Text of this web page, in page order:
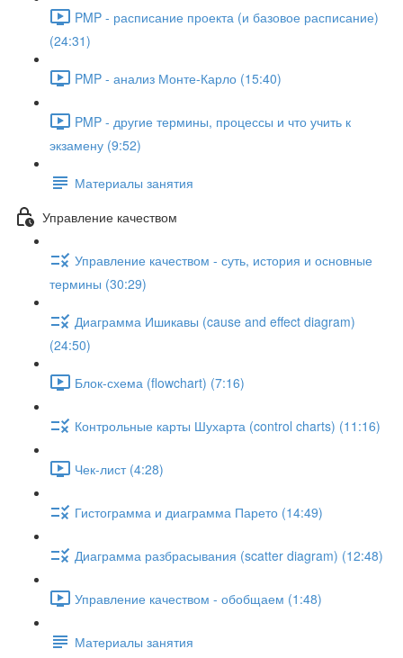
PMP - расписание проекта (и базовое расписание)
(24:31)
PMP - анализ Монте-Карло (15:40)
PMP - другие термины, процессы и что учить к
экзамену (9:52)
Материалы занятия
Управление качеством
Управление качеством - суть, история и основные
термины (30:29)
Диаграмма Ишикавы (cause and effect diagram)
(24:50)
Блок-схема (flowchart) (7:16)
Контрольные карты Шухарта (control charts) (11:16)
Чек-лист (4:28)
Гистограмма и диаграмма Парето (14:49)
Диаграмма разбрасывания (scatter diagram) (12:48)
Управление качеством - обобщаем (1:48)
Материалы занятия